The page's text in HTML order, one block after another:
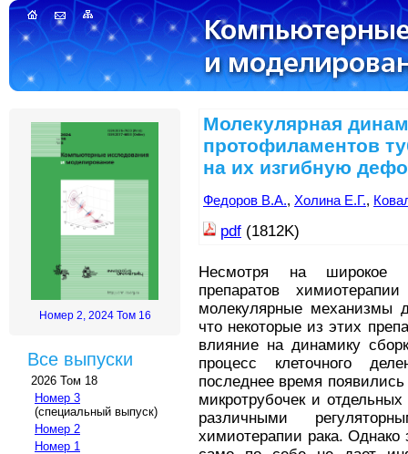
Номер 2, 2024 Том 16
Все выпуски
2026 Том 18
Номер 3
(специальный выпуск)
Номер 2
Номер 1
Молекулярная
протофиламентов
на их изгибную
Федоров В.А., Холина Е.Г.,
pdf (1812K)
Несмотря на широкое
препаратов
молекулярные механизмы
что некоторые из этих
влияние на динамику
процесс клеточного
последнее время
микротрубочек и
различными
химиотерапии рака. Однако